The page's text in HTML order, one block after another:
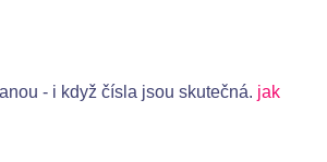
- i když čísla jsou skutečná. jak